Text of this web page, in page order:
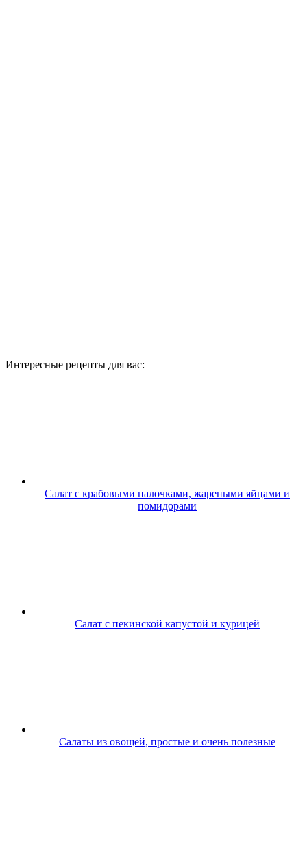
Интересные рецепты для вас:
Салат с крабовыми палочками, жареными яйцами и
помидорами
Салат с пекинской капустой и курицей
Салаты из овощей, простые и очень полезные